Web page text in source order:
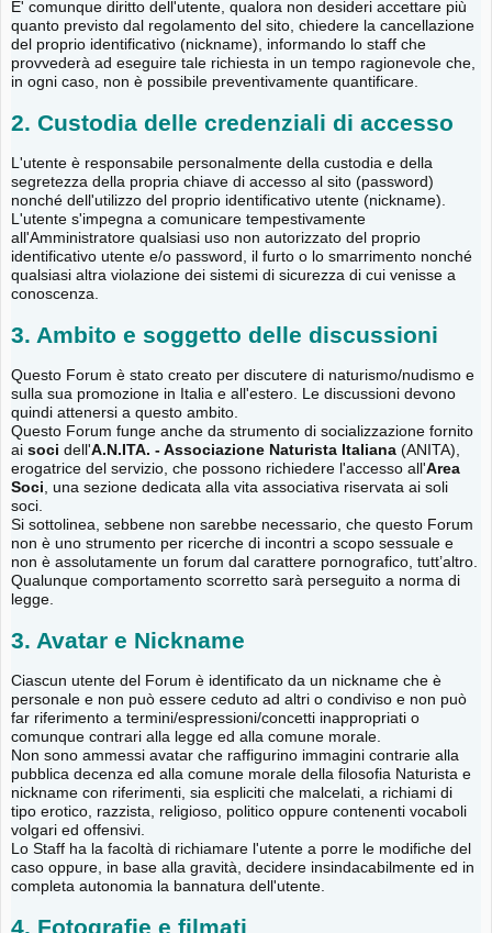
E' comunque diritto dell'utente, qualora non desideri accettare più
quanto previsto dal regolamento del sito, chiedere la cancellazione
del proprio identificativo (nickname), informando lo staff che
provvederà ad eseguire tale richiesta in un tempo ragionevole che,
in ogni caso, non è possibile preventivamente quantificare.
2. Custodia delle credenziali di accesso
L'utente è responsabile personalmente della custodia e della
segretezza della propria chiave di accesso al sito (password)
nonché dell'utilizzo del proprio identificativo utente (nickname).
L'utente s'impegna a comunicare tempestivamente
all'Amministratore qualsiasi uso non autorizzato del proprio
identificativo utente e/o password, il furto o lo smarrimento nonché
qualsiasi altra violazione dei sistemi di sicurezza di cui venisse a
conoscenza.
3. Ambito e soggetto delle discussioni
Questo Forum è stato creato per discutere di naturismo/nudismo e
sulla sua promozione in Italia e all'estero. Le discussioni devono
quindi attenersi a questo ambito.
Questo Forum funge anche da strumento di socializzazione fornito
ai soci dell'A.N.ITA. - Associazione Naturista Italiana (ANITA),
erogatrice del servizio, che possono richiedere l'accesso all'Area
Soci, una sezione dedicata alla vita associativa riservata ai soli
soci.
Si sottolinea, sebbene non sarebbe necessario, che questo Forum
non è uno strumento per ricerche di incontri a scopo sessuale e
non è assolutamente un forum dal carattere pornografico, tutt’altro.
Qualunque comportamento scorretto sarà perseguito a norma di
legge.
3. Avatar e Nickname
Ciascun utente del Forum è identificato da un nickname che è
personale e non può essere ceduto ad altri o condiviso e non può
far riferimento a termini/espressioni/concetti inappropriati o
comunque contrari alla legge ed alla comune morale.
Non sono ammessi avatar che raffigurino immagini contrarie alla
pubblica decenza ed alla comune morale della filosofia Naturista e
nickname con riferimenti, sia espliciti che malcelati, a richiami di
tipo erotico, razzista, religioso, politico oppure contenenti vocaboli
volgari ed offensivi.
Lo Staff ha la facoltà di richiamare l'utente a porre le modifiche del
caso oppure, in base alla gravità, decidere insindacabilmente ed in
completa autonomia la bannatura dell'utente.
4. Fotografie e filmati